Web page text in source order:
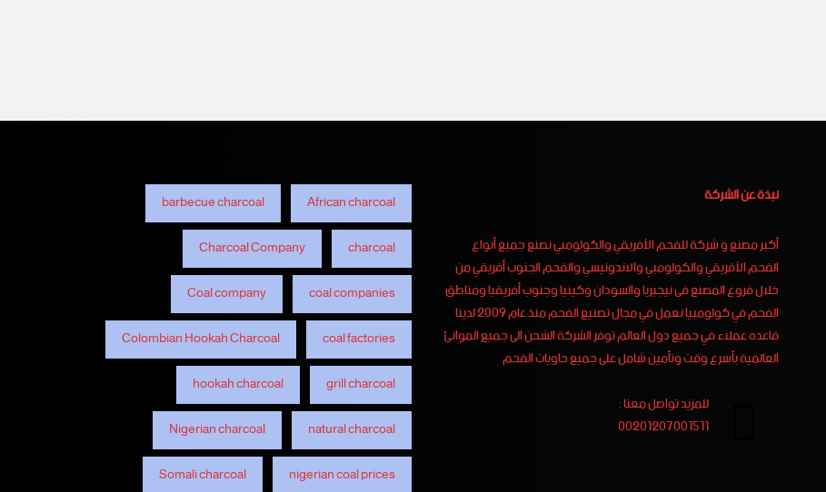
نبذة عن الشركة
أكبر مصنع و شركة للفحم الأفريقي والكولومبي نصنع جميع أنواع
الفحم الأفريقي والكولومبي والاندونيسي والفحم الجنوب أفريقي من
خلال فروع المصنع فى نيجيريا والسودان وكينيا وجنوب أفريقيا ومناطق
الفحم في كولومبيا نعمل في مجال تصنيع الفحم منذ عام 2009 لدينا
قاعده عملاء في جميع دول العالم توفر الشركة الشحن الى جميع الموانئ
العالمية بأسرع وقت وتأمين شامل على جميع حاويات الفحم
للمزيد تواصل معنا :
00201207001511
African charcoal
barbecue charcoal
charcoal
Charcoal Company
coal companies
Coal company
coal factories
Colombian Hookah Charcoal
grill charcoal
hookah charcoal
natural charcoal
Nigerian charcoal
nigerian coal prices
Somali charcoal